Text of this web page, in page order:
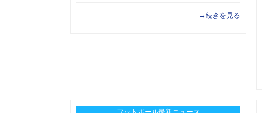
→続きを見る
フットボール最新ニュース